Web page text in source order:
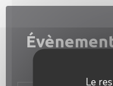
Personnalisation de vos
Le